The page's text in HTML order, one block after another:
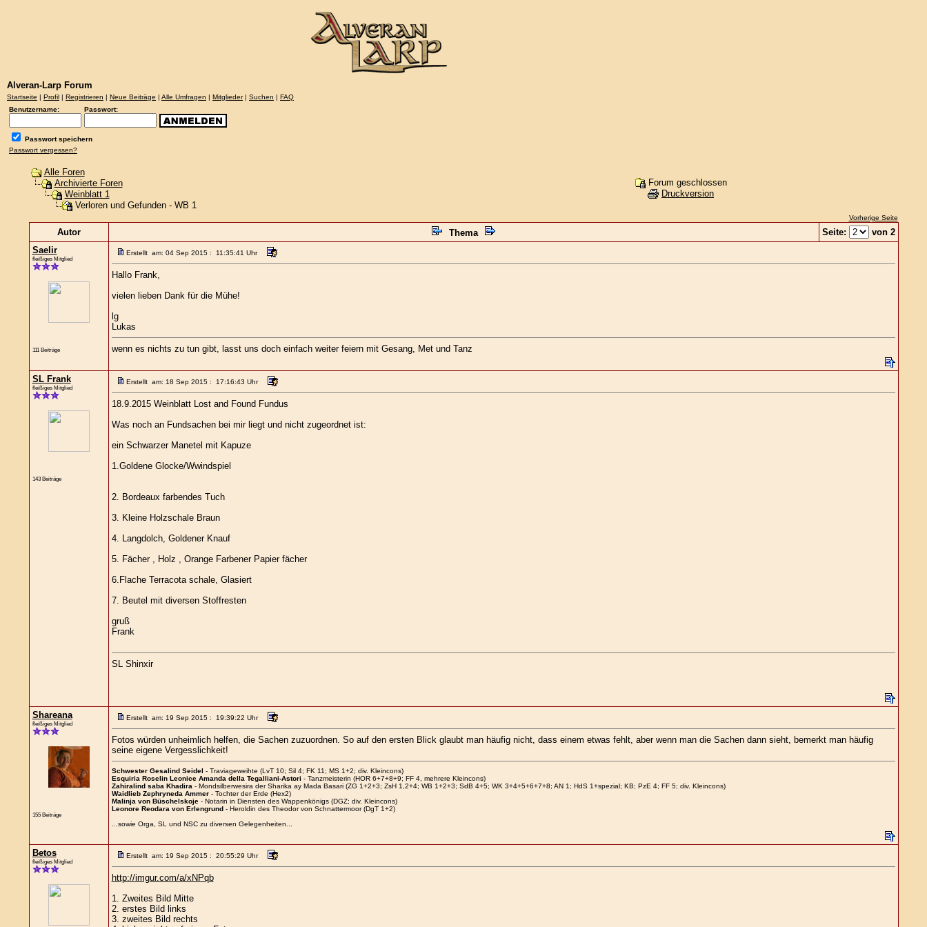
Alveran-Larp Forum
Startseite | Profil | Registrieren | Neue Beiträge | Alle Umfragen | Mitglieder| Suchen | FAQ
Benutzername:
Passwort:
Passwort speichern
Passwort vergessen?
Alle Foren
Archivierte Foren
Weinblatt 1
Verloren und Gefunden - WB 1
Forum geschlossen
Druckversion
Vorherige Seite
Autor Thema Seite:
von 2
Saelir
fleißiges Mitglied
111 Beiträge
Erstellt am: 04 Sep 2015 : 11:35:41 Uhr
Hallo Frank,
vielen lieben Dank für die Mühe!
lg
Lukas
wenn es nichts zu tun gibt, lasst uns doch einfach weiter feiern mit Gesang, Met und Tanz
SL Frank
fleißiges Mitglied
143 Beiträge
Erstellt am: 18 Sep 2015 : 17:16:43 Uhr
18.9.2015 Weinblatt Lost and Found Fundus
Was noch an Fundsachen bei mir liegt und nicht zugeordnet ist:
ein Schwarzer Manetel mit Kapuze
1.Goldene Glocke/Wwindspiel
2. Bordeaux farbendes Tuch
3. Kleine Holzschale Braun
4. Langdolch, Goldener Knauf
5. Fächer , Holz , Orange Farbener Papier fächer
6.Flache Terracota schale, Glasiert
7. Beutel mit diversen Stoffresten
gruß
Frank
SL Shinxir
Shareana
fleißiges Mitglied
155 Beiträge
Erstellt am: 19 Sep 2015 : 19:39:22 Uhr
Fotos würden unheimlich helfen, die Sachen zuzuordnen. So auf den ersten Blick glaubt man häufig nicht, dass einem etwas fehlt, aber wenn man die Sachen dann sieht, bemerkt man häufig
seine eigene Vergesslichkeit!
Schwester Gesalind Seidel - Traviageweihte (LvT 10; Sil 4; FK 11; MS 1+2; div. Kleincons)
Esquiria Roselin Leonice Amanda della Tegalliani-Astori - Tanzmeisterin (HOR 6+7+8+9; FF 4, mehrere Kleincons)
Zahiralind saba Khadira - Mondsilberwesira der Sharika ay Mada Basari (ZG 1+2+3; ZsH 1,2+4; WB 1+2+3; SdB 4+5; WK 3+4+5+6+7+8; AN 1; HdS 1+spezial; KB; PzE 4; FF 5; div. Kleincons)
Waidlieb Zephryneda Ammer- Tochter der Erde (Hex2)
Malinja von Büschelskoje- Notarin in Diensten des Wappenkönigs (DGZ; div. Kleincons)
Leonore Reodara von Erlengrund- Heroldin des Theodor von Schnattermoor (DgT 1+2)
...sowie Orga, SL und NSC zu diversen Gelegenheiten...
Betos
fleißiges Mitglied
Erstellt am: 19 Sep 2015 : 20:55:29 Uhr
http://imgur.com/a/xNPqb
1. Zweites Bild Mitte
2. erstes Bild links
3. zweites Bild rechts